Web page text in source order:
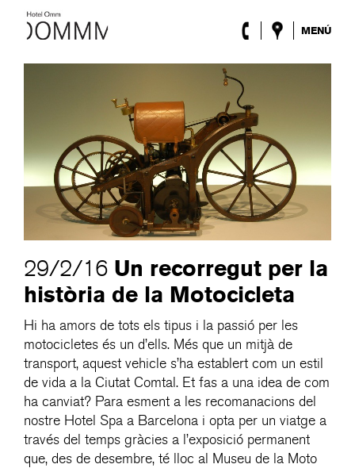
MENÚ
L’Hotel
Lobby & Club
Esdeveniments
Promocions
29/2/16 Un recorregut per la
història de la Motocicleta
Hi ha amors de tots els tipus i la passió per les
motocicletes és un d’ells. Més que un mitjà de
transport, aquest vehicle s’ha establert com un estil
de vida a la Ciutat Comtal. Et fas a una idea de com
ha canviat? Para esment a les recomanacions del
nostre Hotel Spa a Barcelona i opta per un viatge a
través del temps gràcies a l’exposició permanent
que, des de desembre, té lloc al Museu de la Moto